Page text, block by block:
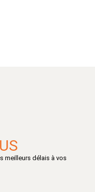
meilleurs délais à vos